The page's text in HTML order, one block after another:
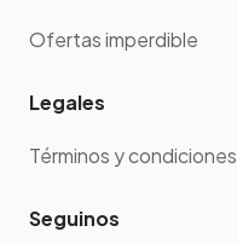
Ofertas imperdible
Legales
Términos y condiciones
Seguinos